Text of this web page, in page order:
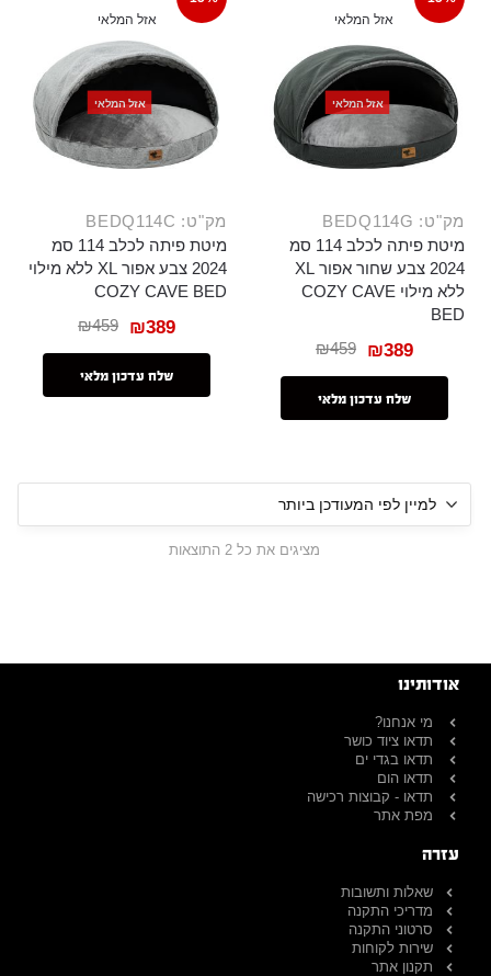
אזל המלאי
אזל המלאי
מק"ט: BEDQ114G
מיטת פיתה לכלב 114 סמ
2024 צבע שחור אפור XL
ללא מילוי COZY CAVE
BED
₪459 ₪389
שלח עדכון מלאי
אזל המלאי
אזל המלאי
מק"ט: BEDQ114C
מיטת פיתה לכלב 114 סמ
2024 צבע אפור XL ללא מילוי
COZY CAVE BED
₪459 ₪389
שלח עדכון מלאי
מציגים את כל ⁦2⁩ התוצאות
אודותינו
מי אנחנו?
תדאו ציוד כושר
תדאו בגדי ים
תדאו הום
תדאו - קבוצות רכישה
מפת אתר
עזרה
שאלות ותשובות
מדריכי התקנה
סרטוני התקנה
שירות לקוחות
תקנון אתר